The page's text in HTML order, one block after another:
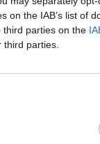
on the IAB’s list of
third parties on the
parties.